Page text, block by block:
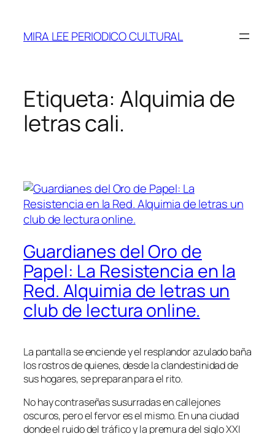
contenido
MIRA LEE PERIODICO CULTURAL
Etiqueta: Alquimia de
letras cali.
Guardianes del Oro de
Papel: La Resistencia en la
Red. Alquimia de letras un
club de lectura online.
La pantalla se enciende y el resplandor azulado baña
los rostros de quienes, desde la clandestinidad de
sus hogares, se preparan para el rito.
No hay contraseñas susurradas en callejones
oscuros, pero el fervor es el mismo. En una ciudad
donde el ruido del tráfico y la premura del siglo XXI